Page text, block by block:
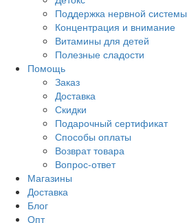
Поддержка нервной системы
Концентрация и внимание
Витамины для детей
Полезные сладости
Помощь
Заказ
Доставка
Скидки
Подарочный сертификат
Способы оплаты
Возврат товара
Вопрос-ответ
Магазины
Доставка
Блог
Опт